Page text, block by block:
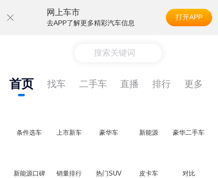
网上车市
去APP了解更多精彩汽车信息
打开APP
搜索关键词
首页 找车 二手车 直播 排行 更多
条件选车 上市新车 豪华车 新能源 豪华二手车
新能源口碑 销量排行 热门SUV 皮卡车 对比